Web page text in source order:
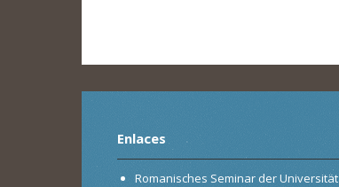
Enlaces
Romanisches Seminar der Universität